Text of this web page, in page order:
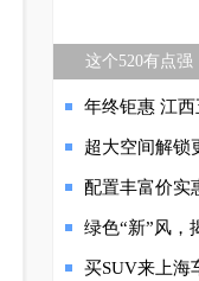
这个520有点强
年终钜惠 江西
超大空间解锁更多回
配置丰富价实惠
绿色“新”风，
买SUV来上海